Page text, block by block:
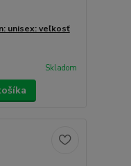
unisex: veľkosť
Skladom